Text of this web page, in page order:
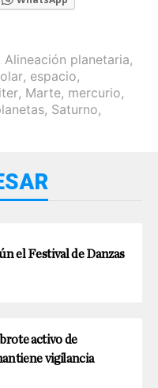
Alineación planetaria,
, espacio,
, Marte, mercurio,
, Saturno,
el Festival de Danzas
activo de
vigilancia